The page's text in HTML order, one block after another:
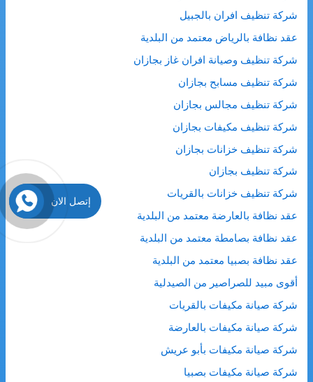
شركة تنظيف افران بالجبيل
عقد نظافة بالرياض معتمد من البلدية
شركة تنظيف وصيانة افران غاز بجازان
شركة تنظيف مسابح بجازان
شركة تنظيف مجالس بجازان
شركة تنظيف مكيفات بجازان
شركة تنظيف خزانات بجازان
شركة تنظيف بجازان
شركة تنظيف خزانات بالقريات
عقد نظافة بالعارضة معتمد من البلدية
عقد نظافة بصامطة معتمد من البلدية
عقد نظافة بصبيا معتمد من البلدية
أقوى مبيد للصراصير من الصيدلية
شركة صيانة مكيفات بالقريات
شركة صيانة مكيفات بالعارضة
شركة صيانة مكيفات بأبو عريش
شركة صيانة مكيفات بصبيا
إتصل الان